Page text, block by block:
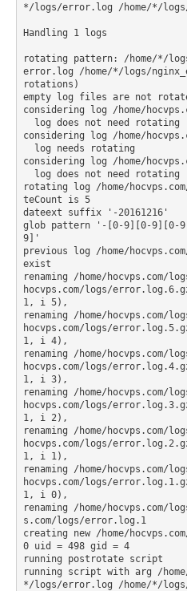
*/logs/error.log /home/*/
Handling 1 logs
rotating pattern: /home/*/
error.log /home/*/logs/
rotations)
empty log files are not
considering log /home/
considering log /home/
considering log /home/
rotating log /home/
teCount is 5
dateext suffix '-20161216'
glob pattern '-[0-9][0-9][0-
9]'
previous log /home/
exist
renaming /home/hocvps.com/
hocvps.com/logs/
1, i 5),
renaming /home/hocvps.com/
hocvps.com/logs/
1, i 4),
renaming /home/hocvps.com/
hocvps.com/logs/
1, i 3),
renaming /home/hocvps.com/
hocvps.com/logs/
1, i 2),
renaming /home/hocvps.com/
hocvps.com/logs/
1, i 1),
renaming /home/hocvps.com/
hocvps.com/logs/
1, i 0),
renaming /home/hocvps.com/
s.com/logs/error.log.1
creating new /home/
0 uid = 498 gid = 4
running postrotate script
running script with arg /
*/logs/error.log /home/*/